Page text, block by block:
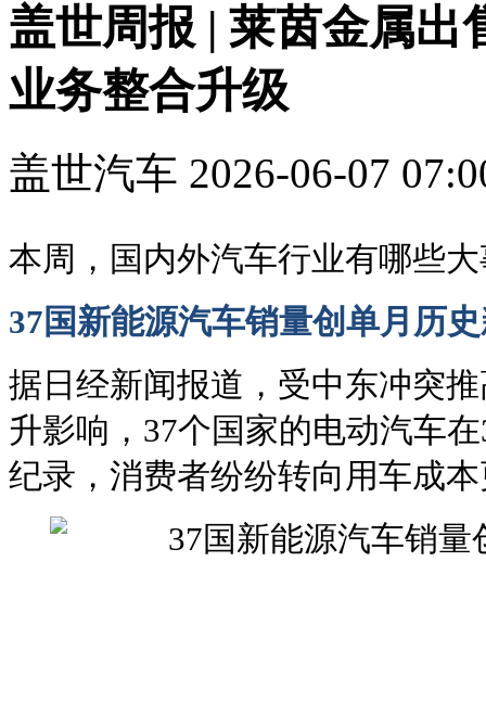
盖世周报 | 莱茵金属出
业务整合升级
盖世汽车 2026-06-07
本周，国内外汽车行业有哪些
37国新能源汽车销量创单月历
据日经新闻报道，受中东冲突
升影响，37个国家的电动汽车
纪录，消费者纷纷转向用车成